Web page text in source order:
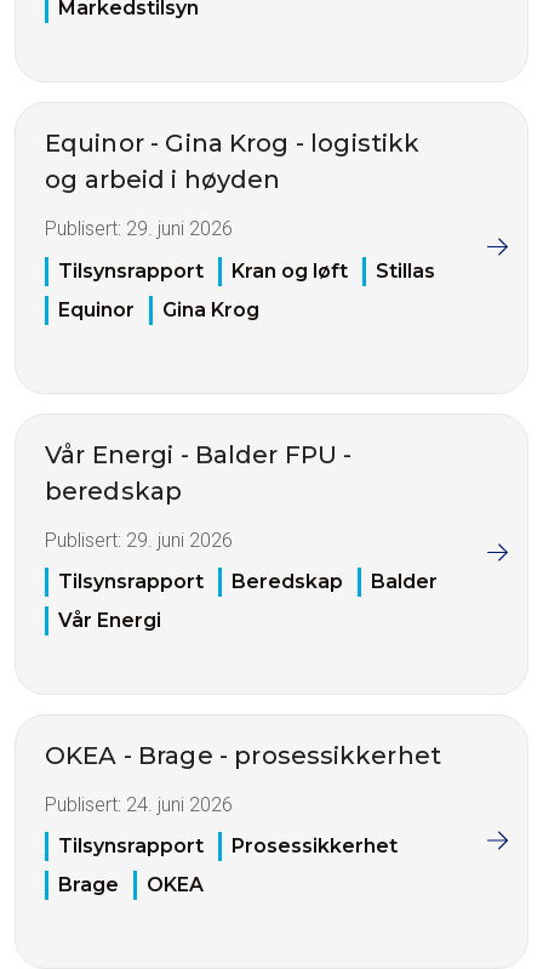
Markedstilsyn
Equinor - Gina Krog - logistikk
og arbeid i høyden
Publisert: 29. juni 2026
Tilsynsrapport
Kran og løft
Stillas
Equinor
Gina Krog
Vår Energi - Balder FPU -
beredskap
Publisert: 29. juni 2026
Tilsynsrapport
Beredskap
Balder
Vår Energi
OKEA - Brage - prosessikkerhet
Publisert: 24. juni 2026
Tilsynsrapport
Prosessikkerhet
Brage
OKEA